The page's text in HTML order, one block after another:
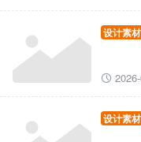
设计素材

设计素材